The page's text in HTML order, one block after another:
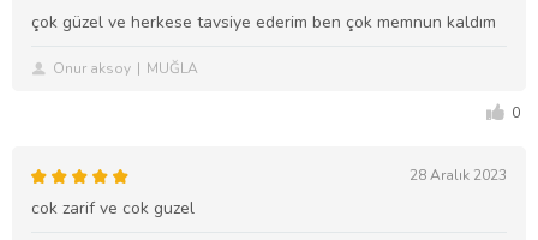
çok güzel ve herkese tavsiye ederim ben çok memnun kaldım
Onur aksoy MUĞLA
0
28 Aralık 2023
cok zarif ve cok guzel